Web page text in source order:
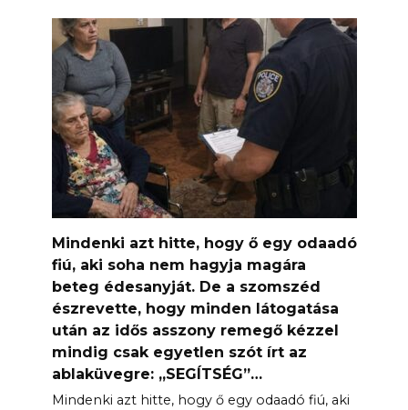
Mindenki azt hitte, hogy ő egy odaadó
fiú, aki soha nem hagyja magára
beteg édesanyját. De a szomszéd
észrevette, hogy minden látogatása
után az idős asszony remegő kézzel
mindig csak egyetlen szót írt az
ablaküvegre: „SEGÍTSÉG”…
Mindenki azt hitte, hogy ő egy odaadó fiú, aki